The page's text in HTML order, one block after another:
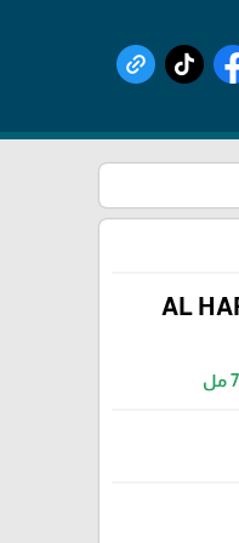
AL